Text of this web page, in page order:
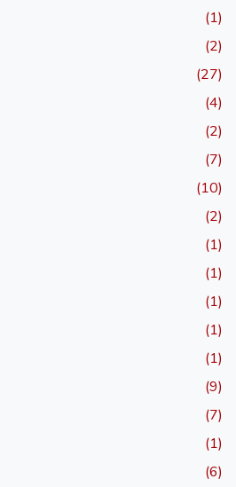
(1)
(2)
(27)
(4)
(2)
(7)
(10)
(2)
(1)
(1)
(1)
(1)
(1)
(9)
(7)
(1)
(6)